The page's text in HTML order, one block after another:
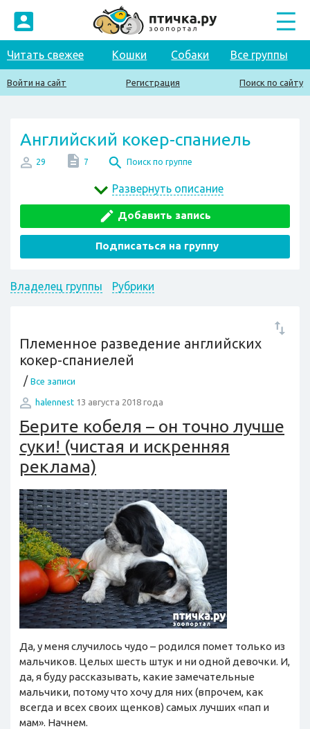
Читать свежее Кошки Собаки Все группы
Войти на сайт Регистрация Поиск по сайту
Английский кокер-спаниель
29 7 Поиск по группе
Развернуть описание
Добавить запись
Подписаться на группу
Владелец группы Рубрики
Племенное разведение английских
кокер-спаниелей
/ Все записи
halennest 13 августа 2018 года
Берите кобеля – он точно лучше
суки! (чистая и искренняя
реклама)
Да, у меня случилось чудо – родился помет только из
мальчиков. Целых шесть штук и ни одной девочки. И,
да, я буду рассказывать, какие замечательные
мальчики, потому что хочу для них (впрочем, как
всегда и всех своих щенков) самых лучших «пап и
мам». Начнем.